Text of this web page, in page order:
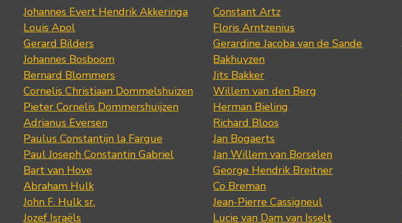
Johannes Evert Hendrik Akkeringa
Louis Apol
Gerard Bilders
Johannes Bosboom
Bernard Blommers
Cornelis Christiaan Dommelshuizen
Pieter Cornelis Dommershuijzen
Adrianus Eversen
Paulus Constantijn la Fargue
Paul Joseph Constantin Gabriel
Bart van Hove
Abraham Hulk
John F. Hulk sr.
Jozef Israëls
Constant Artz
Floris Arntzenius
Gerardine Jacoba van de Sande
Bakhuyzen
Jits Bakker
Willem van den Berg
Herman Bieling
Richard Bloos
Jan Bogaerts
Jan Willem van Borselen
George Hendrik Breitner
Co Breman
Jean-Pierre Cassigneul
Lucie van Dam van Isselt